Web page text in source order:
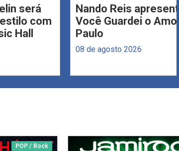
será
com
Hall
Nando Reis
Você Guardei o
Paulo
08 de agosto 2026
POP / Rock